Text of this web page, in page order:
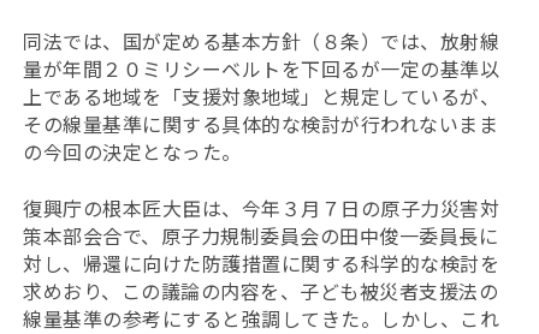
同法では、国が定める基本方針（８条）では、放射線
量が年間２０ミリシーベルトを下回るが一定の基準以
上である地域を「支援対象地域」と規定しているが、
その線量基準に関する具体的な検討が行われないまま
の今回の決定となった。
復興庁の根本匠大臣は、今年３月７日の原子力災害対
策本部会合で、原子力規制委員会の田中俊一委員長に
対し、帰還に向けた防護措置に関する科学的な検討を
求めおり、この議論の内容を、子ども被災者支援法の
線量基準の参考にすると強調してきた。しかし、これ